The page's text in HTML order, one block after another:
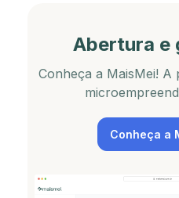
Abertura e
Conheça a MaisMei!
Conheça a